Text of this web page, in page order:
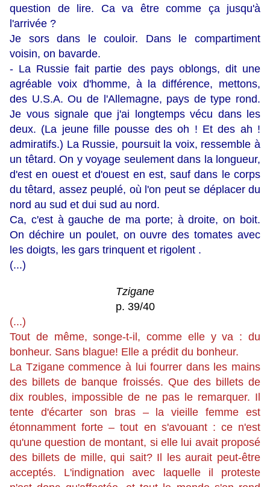
question de lire. Ca va être comme ça jusqu'à
l'arrivée ?
Je sors dans le couloir. Dans le compartiment
voisin, on bavarde.
- La Russie fait partie des pays oblongs, dit une
agréable voix d'homme, à la différence, mettons,
des U.S.A. Ou de l'Allemagne, pays de type rond.
Je vous signale que j'ai longtemps vécu dans les
deux. (La jeune fille pousse des oh ! Et des ah !
admiratifs.) La Russie, poursuit la voix, ressemble à
un têtard. On y voyage seulement dans la longueur,
d'est en ouest et d'ouest en est, sauf dans le corps
du têtard, assez peuplé, où l'on peut se déplacer du
nord au sud et dui sud au nord.
Ca, c'est à gauche de ma porte; à droite, on boit.
On déchire un poulet, on ouvre des tomates avec
les doigts, les gars trinquent et rigolent .
(...)
Tzigane
p. 39/40
(...)
Tout de même, songe-t-il, comme elle y va : du
bonheur. Sans blague! Elle a prédit du bonheur.
La Tzigane commence à lui fourrer dans les mains
des billets de banque froissés. Que des billets de
dix roubles, impossible de ne pas le remarquer. Il
tente d'écarter son bras – la vieille femme est
étonnamment forte – tout en s'avouant : ce n'est
qu'une question de montant, si elle lui avait proposé
des billets de mille, qui sait? Il les aurait peut-être
acceptés. L'indignation avec laquelle il proteste